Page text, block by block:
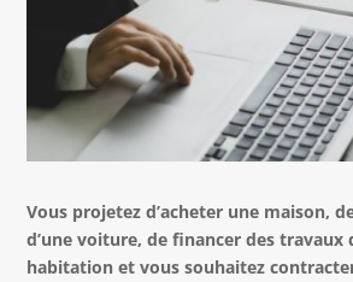
Vous projetez d’acheter une maison,
d’une voiture, de financer des travaux
habitation et vous souhaitez